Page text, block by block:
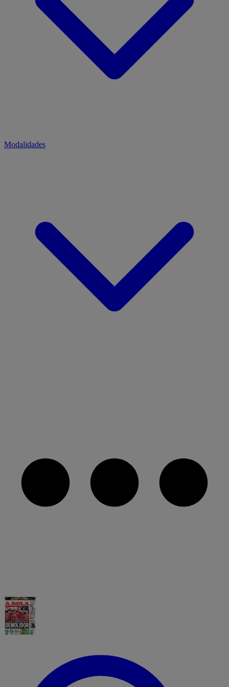
Modalidades